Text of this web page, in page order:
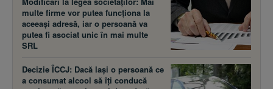
multe firme vor putea funcţiona la
aceeaşi adresă, iar o persoană va
putea fi asociat unic în mai multe
SRL
Decizie ÎCCJ: Dacă laşi o persoană ce
a consumat alcool să îţi conducă